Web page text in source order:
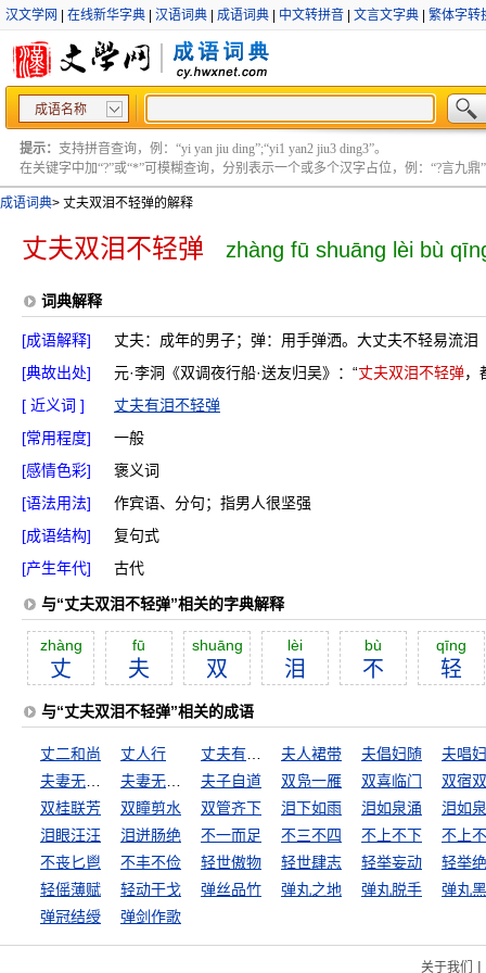
汉文学网 在线新华字典 汉语词典 成语词典 中文转拼音 文言文字典 繁体字转
成语名称
提示： 支持拼音查询，例：“yi yan jiu ding”;“yi1 yan2 jiu3 ding3”。
在关键字中加“?”或“*”可模糊查询，分别表示一个或多个汉字占位，例：“?言九鼎”
成语词典> 丈夫双泪不轻弹的解释
丈夫双泪不轻弹 zhàng fū shuāng lèi bù
词典解释
[成语解释]
丈夫：成年的男子；弹：用手弹洒。大丈夫不轻易流泪
[典故出处]
元·李洞《双调夜行船·送友归吴》：“丈夫双泪不轻弹，
[ 近义词 ]
丈夫有泪不轻弹
[常用程度]
一般
[感情色彩]
褒义词
[语法用法]
作宾语、分句；指男人很坚强
[成语结构]
复句式
[产生年代]
古代
与“丈夫双泪不轻弹”相关的字典解释
zhàng
丈
fū
夫
shuāng
双
lèi
泪
bù
不
qīng
轻
与“丈夫双泪不轻弹”相关的成语
丈二和尚 丈人行 夫人裙带 夫倡妇随
夫唱
夫子自道 双凫一雁 双喜临门
双宿
双桂联芳
双瞳剪水 双管齐下 泪下如雨 泪如泉涌
泪如
泪眼汪汪
泪迸肠绝 不一而足 不三不四 不上不下
不上
不丧匕鬯
不丰不俭 轻世傲物 轻世肆志 轻举妄动
轻举
轻傜薄赋
轻动干戈 弹丝品竹 弹丸之地 弹丸脱手
弹丸
弹冠结绶
弹剑作歌
关于我们 |